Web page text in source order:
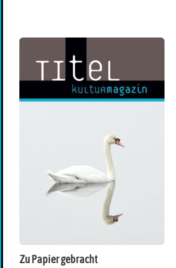
Zu Papier gebracht